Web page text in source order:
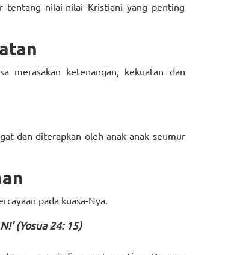
tentang nilai-nilai Kristiani yang penting
merasakan ketenangan, kekuatan dan
dan diterapkan oleh anak-anak seumur
pada kuasa-Nya.
(Yosua 24: 15)